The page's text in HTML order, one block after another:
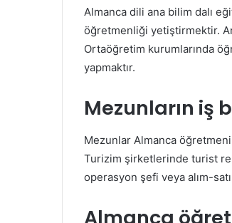
Almanca dili ana bilim dalı
öğretmenliği yetiştirmektir.
Ortaöğretim kurumlarında
yapmaktır.
Mezunların iş
Mezunlar Almanca
Turizim şirketlerinde turist
operasyon şefi veya alım-
Almanca